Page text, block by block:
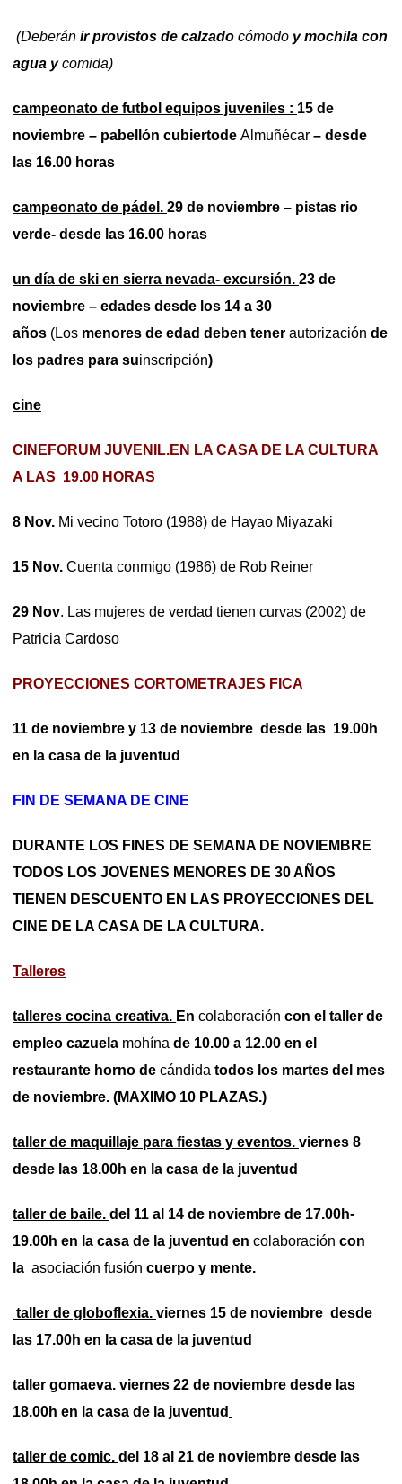
(Deberán ir provistos de calzado cómodo y mochila con
agua ycomida)
campeonato de futbol equipos juveniles : 15 de
noviembre – pabellón cubiertode Almuñécar – desde
las 16.00 horas
campeonato de pádel. 29 de noviembre – pistas rio
verde- desde las 16.00 horas
un día de ski en sierra nevada- excursión. 23 de
noviembre – edades desde los 14 a 30
años (Los menores de edad deben tener autorización de
los padres para suinscripción)
cine
CINEFORUM JUVENIL.EN LA CASA DE LA CULTURA
A LAS 19.00 HORAS
8 Nov. Mi vecino Totoro (1988) de Hayao Miyazaki
15 Nov. Cuenta conmigo (1986) de Rob Reiner
29 Nov. Las mujeres de verdad tienen curvas (2002) de
Patricia Cardoso
PROYECCIONES CORTOMETRAJES FICA
11 de noviembre y 13 de noviembre desde las 19.00h
en la casa de la juventud
FIN DE SEMANA DE CINE
DURANTE LOS FINES DE SEMANA DE NOVIEMBRE
TODOS LOS JOVENES MENORES DE 30 AÑOS
TIENEN DESCUENTO EN LAS PROYECCIONES DEL
CINE DE LA CASA DE LA CULTURA.
Talleres
talleres cocina creativa. En colaboración con el taller de
empleo cazuela mohína de 10.00 a 12.00 en el
restaurante horno de cándida todos los martes del mes
de noviembre. (MAXIMO 10 PLAZAS.)
taller de maquillaje para fiestas y eventos. viernes 8
desde las 18.00h en la casa de la juventud
taller de baile. del 11 al 14 de noviembre de 17.00h-
19.00h en la casa de la juventud en colaboración con
la asociación fusión cuerpo y mente.
taller de globoflexia. viernes 15 de noviembre desde
las 17.00h en la casa de la juventud
taller gomaeva. viernes 22 de noviembre desde las
18.00h en la casa de la juventud
taller de comic. del 18 al 21 de noviembre desde las